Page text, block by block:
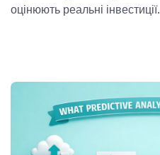
оцінюють реальні інвестиції.